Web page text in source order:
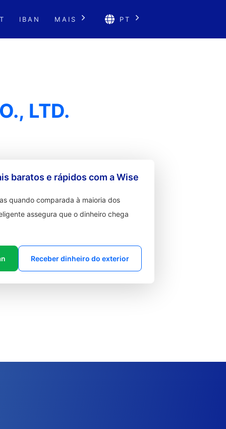
IBAN MAIS PT
LTD.
baratos e rápidos com a Wise
quando comparada à maioria dos
assegura que o dinheiro chega
Receber dinheiro do exterior